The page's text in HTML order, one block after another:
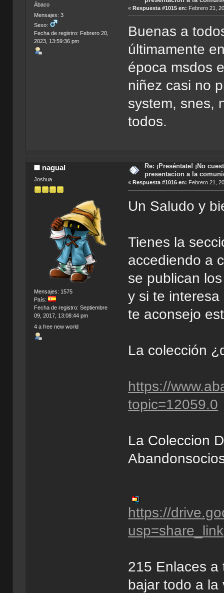
Ábaco
Mensajes: 3
Sexo:
Fecha de registro: Febrero 20,
2023, 13:59:36 pm
«Respuesta #1015 en: Febrero 21,
Buenas a
últimamente
época msdos
niñez casi no
system, snes,
todos.
nagual
Joshua
Mensajes: 1575
País:
Fecha de registro: Septiembre
09, 2017, 13:08:44 pm
4 a free new world
Re: ¡Preséntate! ¡No
presentacion a la
« Respuesta #1016 en: Febrero 21,
Un Saludo y
Tienes la
accediendo a
se publican
y si te
te aconsejo
La colección
https://
topic=12059.0
La Coleccion
https://
usp=share_link
215 Enlaces a
bajar todo a